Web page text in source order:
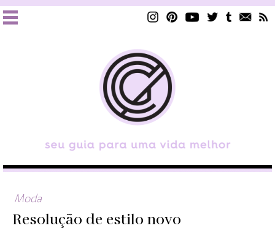
Moda
Resolução de estilo novo